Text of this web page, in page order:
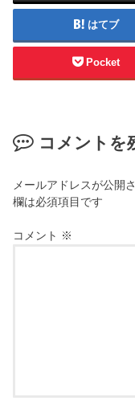
はてブ
Pocket
コメントを
メールアドレスが公開
欄は必須項目です
コメント ※